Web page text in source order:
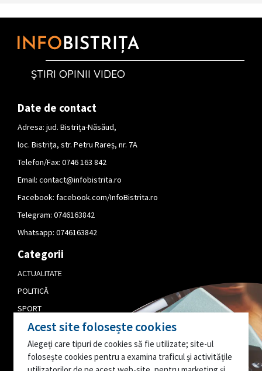
ȘTIRI OPINII VIDEO
Date de contact
Adresa: jud. Bistrița-Năsăud,
loc. Bistrița, str. Petru Rareș, nr. 7A
Telefon/Fax: 0746 163 842
Email: contact@infobistrita.ro
Facebook: facebook.com/InfoBistrita.ro
Telegram: 0746163842
Whatsapp: 0746163842
Categorii
ACTUALITATE
POLITICĂ
SPORT
CULTURĂ
PUBLICITATE
EDITORIAL
Acest site folosește cookies
Alegeți care tipuri de cookies să fie utilizate; site-ul
folosește cookies pentru a examina traficul și activitățile